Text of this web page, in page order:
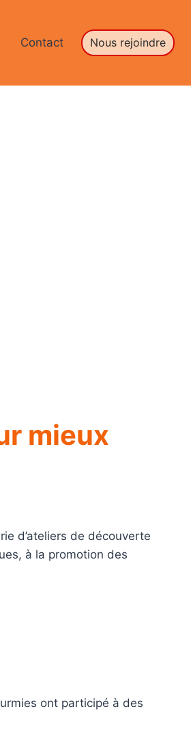
Contact Nous rejoindre
mieux
d’ateliers de découverte
à la promotion des
ont participé à des